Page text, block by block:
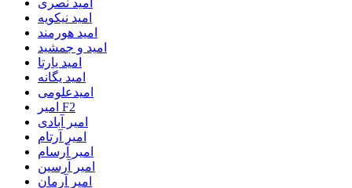
امید نیکویه
امید هورمند
امید و جمشید
امید یارتا
امید یگانه
امیدعلومی
امیر F2
امیر آبادی
امیر آرتام
امیر آرسام
امیر آرسین
امیر آرمان